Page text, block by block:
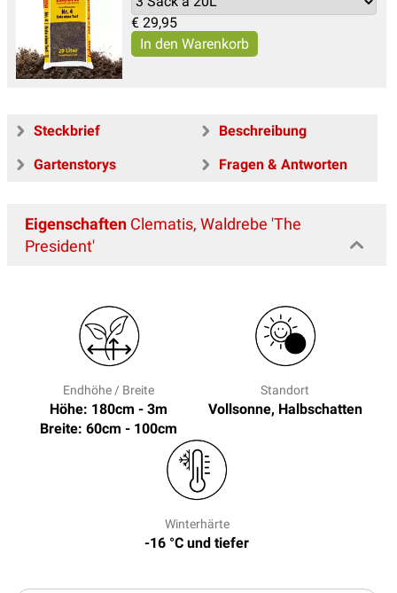
€ 29,95
Steckbrief
Beschreibung
Gartenstorys
Fragen & Antworten
Eigenschaften Clematis, Waldrebe 'The
President'
Endhöhe / Breite
Höhe: 180cm - 3m
Breite: 60cm - 100cm
Standort
Vollsonne, Halbschatten
Winterhärte
-16 °C und tiefer